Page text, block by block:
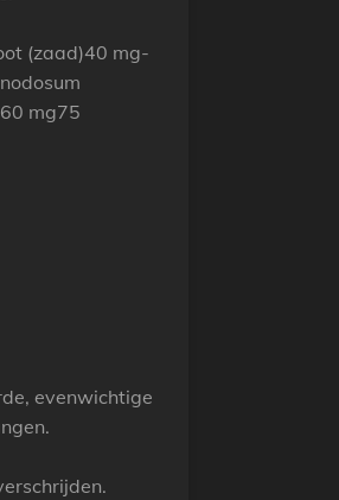
(zaad)40 mg-
mg75
evenwichtige